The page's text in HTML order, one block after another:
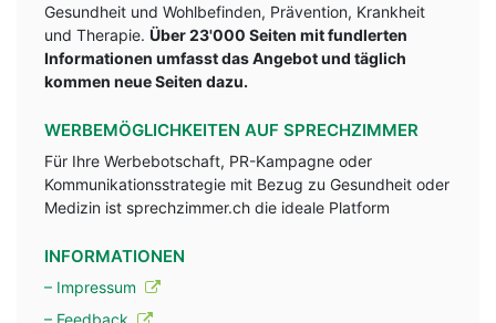
Gesundheit und Wohlbefinden, Prävention, Krankheit
und Therapie. Über 23'000 Seiten mit fundlerten
Informationen umfasst das Angebot und täglich
kommen neue Seiten dazu.
WERBEMÖGLICHKEITEN AUF SPRECHZIMMER
Für Ihre Werbebotschaft, PR-Kampagne oder
Kommunikationsstrategie mit Bezug zu Gesundheit oder
Medizin ist sprechzimmer.ch die ideale Platform
INFORMATIONEN
– Impressum
– Feedback